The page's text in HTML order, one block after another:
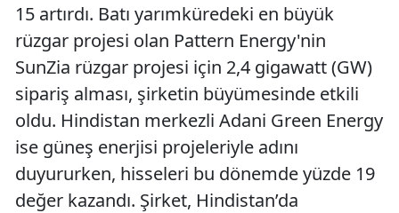
15 artırdı. Batı yarımküredeki en büyük
rüzgar projesi olan Pattern Energy'nin
SunZia rüzgar projesi için 2,4 gigawatt (GW)
sipariş alması, şirketin büyümesinde etkili
oldu. Hindistan merkezli Adani Green Energy
ise güneş enerjisi projeleriyle adını
duyururken, hisseleri bu dönemde yüzde 19
değer kazandı. Şirket, Hindistan’da